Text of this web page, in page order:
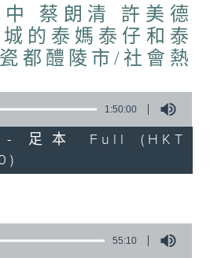
蔡朗清 許美德
的泰媽泰仔和泰
都醴陵市/社會熱
1:50:00
- 足本 Full (HKT
55:10